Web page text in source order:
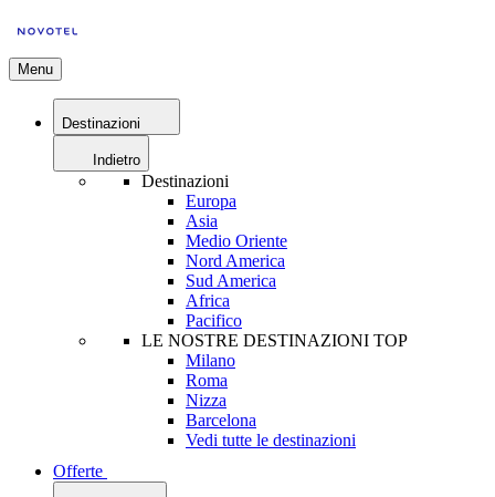
Menu
Destinazioni
Indietro
Destinazioni
Europa
Asia
Medio Oriente
Nord America
Sud America
Africa
Pacifico
LE NOSTRE DESTINAZIONI TOP
Milano
Roma
Nizza
Barcelona
Vedi tutte le destinazioni
Offerte